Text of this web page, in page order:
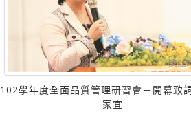
102學年度全面品質管理研習會－開幕致
家宜